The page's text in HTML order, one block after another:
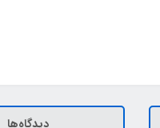
دیدگاه‌ها